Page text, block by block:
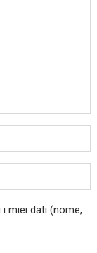
miei dati (nome,